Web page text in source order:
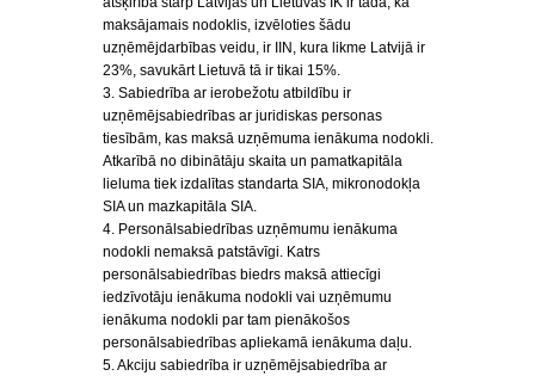
maksājamais nodoklis, izvēloties šādu
uzņēmējdarbības veidu, ir IIN, kura likme Latvijā ir
23%, savukārt Lietuvā tā ir tikai 15%.
3. Sabiedrība ar ierobežotu atbildību ir
uzņēmējsabiedrības ar juridiskas personas
tiesībām, kas maksā uzņēmuma ienākuma nodokli.
Atkarībā no dibinātāju skaita un pamatkapitāla
lieluma tiek izdalītas standarta SIA, mikronodokļa
SIA un mazkapitāla SIA.
4. Personālsabiedrības uzņēmumu ienākuma
nodokli nemaksā patstāvīgi. Katrs
personālsabiedrības biedrs maksā attiecīgi
iedzīvotāju ienākuma nodokli vai uzņēmumu
ienākuma nodokli par tam pienākošos
personālsabiedrības apliekamā ienākuma daļu.
5. Akciju sabiedrība ir uzņēmējsabiedrība ar